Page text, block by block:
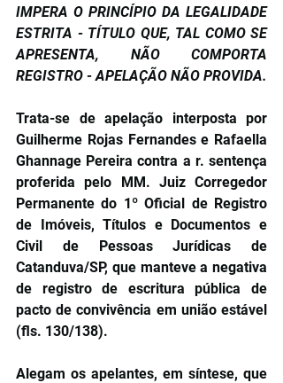
IMPERA O PRINCÍPIO DA LEGALIDADE
ESTRITA - TÍTULO QUE, TAL COMO SE
APRESENTA, NÃO COMPORTA
REGISTRO - APELAÇÃO NÃO PROVIDA.
Trata-se de apelação interposta por
Guilherme Rojas Fernandes e Rafaella
Ghannage Pereira contra a r. sentença
proferida pelo MM. Juiz Corregedor
Permanente do 1º Oficial de Registro
de Imóveis, Títulos e Documentos e
Civil de Pessoas Jurídicas de
Catanduva/SP, que manteve a negativa
de registro de escritura pública de
pacto de convivência em união estável
(fls. 130/138).
Alegam os apelantes, em síntese, que